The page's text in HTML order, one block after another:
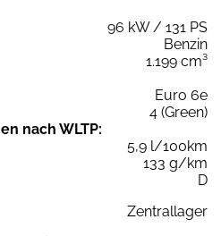
96 kW / 131 PS
Benzin
1.199 cm³
Euro 6e
4 (Green)
nach WLTP:
5,9 l/100km
133 g/km
D
Zentrallager